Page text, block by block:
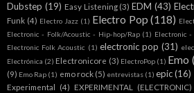
Dubstep (19) Easy Listening (3) EDM (43)
Funk (4) Electro Jazz (1) Electro Pop (118)
Electronic - Folk/Acoustic - Hip-hop/Rap (1) Electronic -
Electronic Folk Acoustic (1) electronic pop (31)
Electrónica (2) Electronicore (3) ElectroPop (1) Emo
(9) Emo Rap (1) emo rock (5) entrevistas (1) epic (16)
Experimental (4) EXPERIMENTAL (ELECTRONIC)